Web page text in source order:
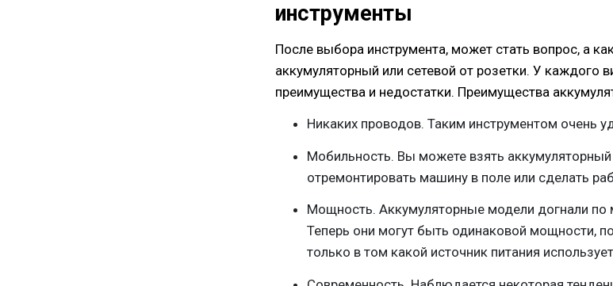
инструменты
После выбора инструмента, может стать вопрос, а
аккумуляторный или сетевой от розетки. У каждого
преимущества и недостатки. Преимущества
Никаких проводов. Таким инструментом очень
Мобильность. Вы можете взять аккумуляторный
отремонтировать машину в поле или сделать
Мощность. Аккумуляторные модели догнали по
Теперь они могут быть одинаковой мощности,
только в том какой источник питания